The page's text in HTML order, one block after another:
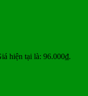
hiện tại là: 96.000₫.